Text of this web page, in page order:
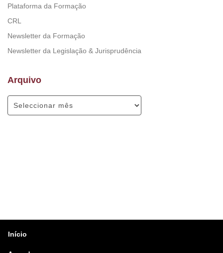
Plataforma da Formação
CRL
Newsletter da Formação
Newsletter da Legislação & Jurisprudência
Arquivo
Início